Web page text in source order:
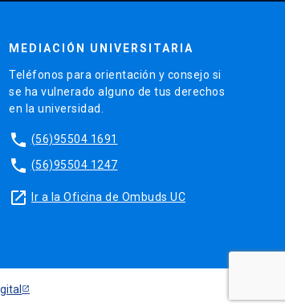
MEDIACIÓN UNIVERSITARIA
Teléfonos para orientación y consejo si
se ha vulnerado alguno de tus derechos
en la universidad.
phone (56)95504 1691
phone (56)95504 1247
launch Ir a la Oficina de Ombuds UC